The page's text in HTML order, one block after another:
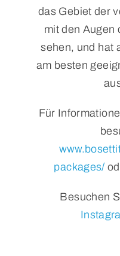
das Gebiet der
mit den Augen
sehen, und hat
am besten
Für
packages/
Besuchen